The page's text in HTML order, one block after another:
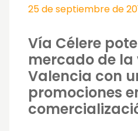
25 de septiembre de
Vía Célere
mercado de la
Valencia con
promociones